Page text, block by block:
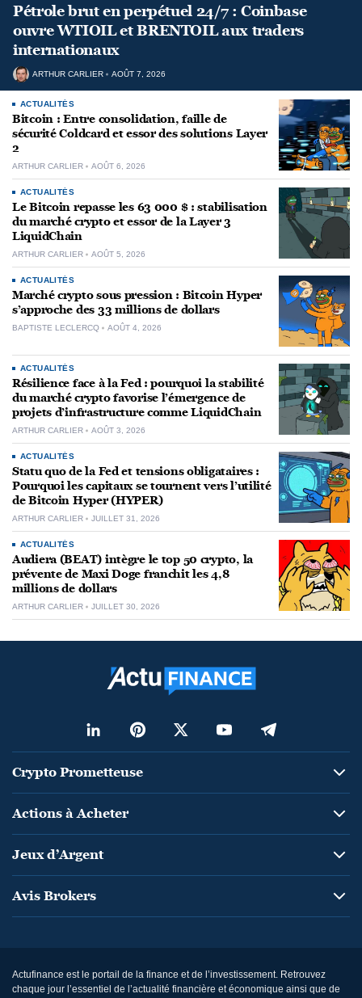
Pétrole brut en perpétuel 24/7 : Coinbase
ouvre WTIOIL et BRENTOIL aux traders
internationaux
ARTHUR CARLIER AOÛT 7, 2026
ACTUALITÉS
Bitcoin : Entre consolidation, faille de
sécurité Coldcard et essor des solutions Layer
2
ARTHUR CARLIER AOÛT 6, 2026
ACTUALITÉS
Le Bitcoin repasse les 63 000 $ : stabilisation
du marché crypto et essor de la Layer 3
LiquidChain
ARTHUR CARLIER AOÛT 5, 2026
ACTUALITÉS
Marché crypto sous pression : Bitcoin Hyper
s’approche des 33 millions de dollars
BAPTISTE LECLERCQ AOÛT 4, 2026
ACTUALITÉS
Résilience face à la Fed : pourquoi la stabilité
du marché crypto favorise l’émergence de
projets d’infrastructure comme LiquidChain
ARTHUR CARLIER AOÛT 3, 2026
ACTUALITÉS
Statu quo de la Fed et tensions obligataires :
Pourquoi les capitaux se tournent vers l’utilité
de Bitcoin Hyper (HYPER)
ARTHUR CARLIER JUILLET 31, 2026
ACTUALITÉS
Audiera (BEAT) intègre le top 50 crypto, la
prévente de Maxi Doge franchit les 4,8
millions de dollars
ARTHUR CARLIER JUILLET 30, 2026
Crypto Prometteuse
Actions à Acheter
Jeux d’Argent
Avis Brokers
Actufinance est le portail de la finance et de l’investissement. Retrouvez
chaque jour l’essentiel de l’actualité financière et économique ainsi que de